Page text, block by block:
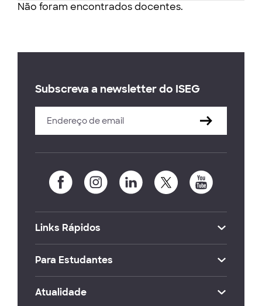
Não foram encontrados docentes.
Subscreva a newsletter do ISEG
Links Rápidos
Para Estudantes
Atualidade